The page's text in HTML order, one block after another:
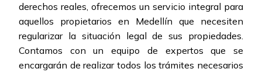
derechos reales, ofrecemos un servicio integral para
aquellos propietarios en Medellín que necesiten
regularizar la situación legal de sus propiedades.
Contamos con un equipo de expertos que se
encargarán de realizar todos los trámites necesarios